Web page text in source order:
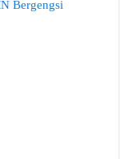
Bergengsi